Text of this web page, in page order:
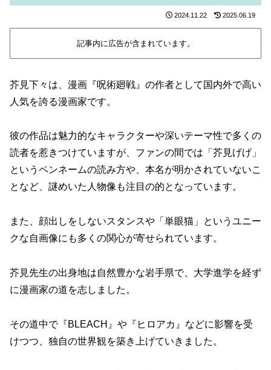
2024.11.22 2025.06.19
記事内に広告が含まれています。
芥見下々は、漫画『呪術廻戦』の作者として国内外で高い
人気を誇る漫画家です。
彼の作品は魅力的なキャラクターや深いテーマ性で多くの
読者を惹きつけていますが、ファンの間では「芥見げげ」
というペンネームの読み方や、本名が明かされていないこ
となど、謎めいた人物像も注目の的となっています。
また、顔出しをしないスタンスや「単眼猫」というユニー
クな自画像にも多くの関心が寄せられています。
芥見先生の出身地は自然豊かな岩手県で、大学進学を経ず
に漫画家の道を志しました。
その道中で『BLEACH』や『ヒロアカ』などに影響を受
けつつ、独自の世界観を築き上げていきました。